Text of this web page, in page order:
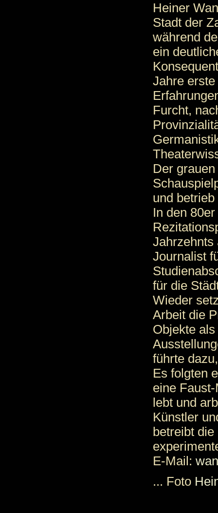
Heiner
Stadt der
während
ein
Jahre
Furcht,
Der
und
In den
Jahrzehnts
Journalist
für die
Wieder
Arbeit die
Objekte
führte
Es folgten
eine
lebt und
Künstler
betreibt
E-Mail:
... Foto